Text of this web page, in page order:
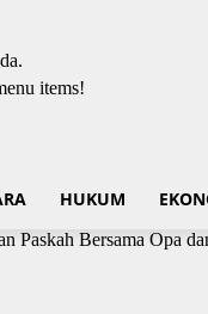
items!
HUKUM
Paskah Bersama Opa